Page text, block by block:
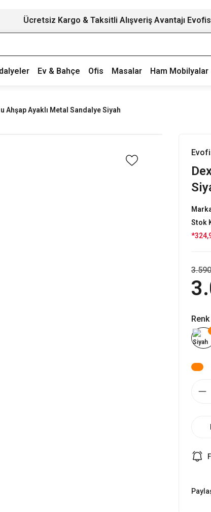
Ücretsiz Kargo & Taksitli Alışveriş Avantajı
Ev & Bahçe Ofis Masalar Ham Mobilyalar
Ahşap Ayaklı Metal Sandalye Siyah
Stok
Renk